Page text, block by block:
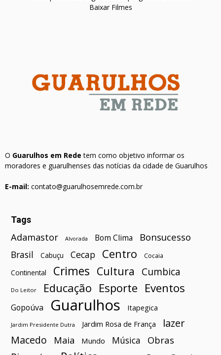
Baixar Filmes
O Guarulhos em Rede tem como objetivo informar os
moradores e guarulhenses das notícias da cidade de Guarulhos
E-mail: contato@guarulhosemrede.com.br
Tags
Adamastor Alvorada Bom Clima Bonsucesso
Brasil Cabuçu Cecap Centro Cocaia
Continental Crimes Cultura Cumbica
Do Leitor Educação Esporte Eventos
Gopoúva Guarulhos Itapegica
Jardim Presidente Dutra Jardim Rosa de França
lazer
Macedo
Maia Mundo Música Obras